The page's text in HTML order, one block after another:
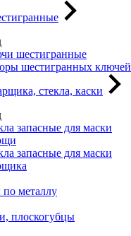
шестигранные
шестигранных ключей
стекла, каски
запасные для маски
запасные для маски
металлу
плоскогубцы